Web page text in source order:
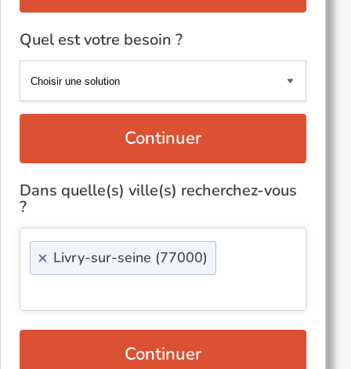
Quel est votre besoin ?
Continuer
Dans quelle(s) ville(s) recherchez-vous
?
× Livry-sur-seine (77000)
Continuer